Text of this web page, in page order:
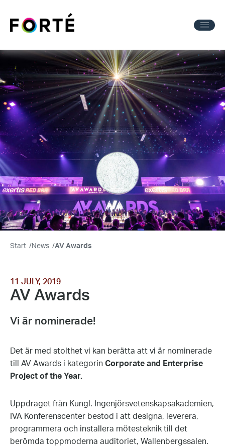
Start / News /AV Awards
11 JULY, 2019
AV Awards
Vi är nominerade!
Det är med stolthet vi kan berätta att vi är nominerade
till AV Awards i kategorin Corporate and Enterprise
Project of the Year.
Uppdraget från Kungl. Ingenjörsvetenskapsakademien,
IVA Konferenscenter bestod i att designa, leverera,
programmera och installera mötesteknik till det
berömda toppmoderna auditoriet, Wallenbergssalen.